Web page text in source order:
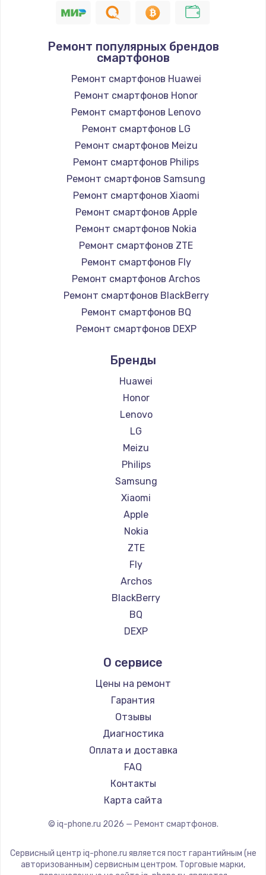
725 руб.
Замена вебкамеры
1260 руб.
Заказать
Ремонт петель крышки
990 руб.
Заказать
Настройка Wi-Fi
1030 руб.
Заказать
Замена шим-контроллера
3900 руб.
Заказать
Замена HDMI
600 руб.
Ремонт популярных брендов
смартфонов
Ремонт смартфонов Huawei
Ремонт смартфонов Honor
Ремонт смартфонов Lenovo
Ремонт смартфонов LG
Ремонт смартфонов Meizu
Ремонт смартфонов Philips
Ремонт смартфонов Samsung
Ремонт смартфонов Xiaomi
Ремонт смартфонов Apple
Ремонт смартфонов Nokia
Ремонт смартфонов ZTE
Ремонт смартфонов Fly
Ремонт смартфонов Archos
Ремонт смартфонов BlackBerry
Ремонт смартфонов BQ
Ремонт смартфонов DEXP
Ремонт смартфонов Ginzzu
Ремонт смартфонов Highscreen
Ремонт смартфонов Irbis
Ремонт смартфонов Kyocera
Ремонт смартфонов LeEco
Ремонт смартфонов OnePlus
Ремонт смартфонов teXet
Ремонт смартфонов Motorola
Ремонт смартфонов Prestigio
Ремонт смартфонов Vertex
Ремонт смартфонов Microsoft
Ремонт смартфонов Sharp
Ремонт смартфонов Elephone
Ремонт смартфонов BlackView
Ремонт смартфонов Google
Ремонт смартфонов Vertu
Ремонт смартфонов Tp-Link
Ремонт смартфонов Nubia
Ремонт смартфонов Land Rover
Ремонт смартфонов Acer
Ремонт смартфонов HP
Ремонт смартфонов Poco
Ремонт смартфонов HTC
Ремонт смартфонов Blackmagic
Ремонт смартфонов Nothing
Ремонт смартфонов iQOO
Бренды
Huawei
Honor
Lenovo
LG
Meizu
Philips
Samsung
Xiaomi
Apple
Nokia
ZTE
Fly
Archos
BlackBerry
BQ
DEXP
Ginzzu
Highscreen
Irbis
Kyocera
LeEco
OnePlus
teXet
Motorola
Prestigio
Elephone
О сервисе
Цены на ремонт
Гарантия
Отзывы
Диагностика
Оплата и доставка
FAQ
Контакты
Карта сайта
© iq-phone.ru 2026 — Ремонт смартфонов.
Сервисный центр iq-phone.ru является пост гарантийным (не
авторизованным) сервисным центром. Торговые марки,